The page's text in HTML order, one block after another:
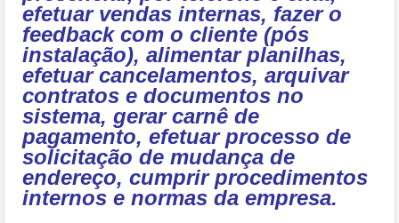
efetuar vendas internas, fazer o
feedback com o cliente (pós
instalação), alimentar planilhas,
efetuar cancelamentos, arquivar
contratos e documentos no
sistema, gerar carnê de
pagamento, efetuar processo de
solicitação de mudança de
endereço, cumprir procedimentos
internos e normas da empresa.